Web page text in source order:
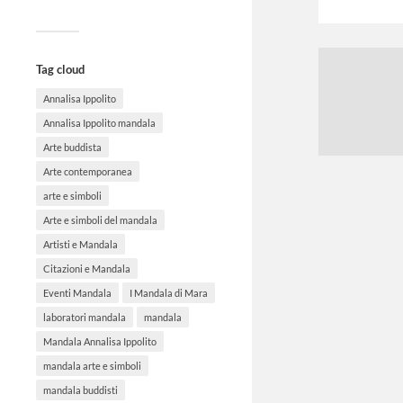
Tag cloud
Annalisa Ippolito
Annalisa Ippolito mandala
Arte buddista
Arte contemporanea
arte e simboli
Arte e simboli del mandala
Artisti e Mandala
Citazioni e Mandala
Eventi Mandala I Mandala di Mara
laboratori mandala mandala
Mandala Annalisa Ippolito
mandala arte e simboli
mandala buddisti